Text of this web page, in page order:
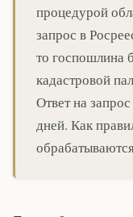
процедурой
запрос в
то госпошлина
кадастровой
Ответ на
дней. Как